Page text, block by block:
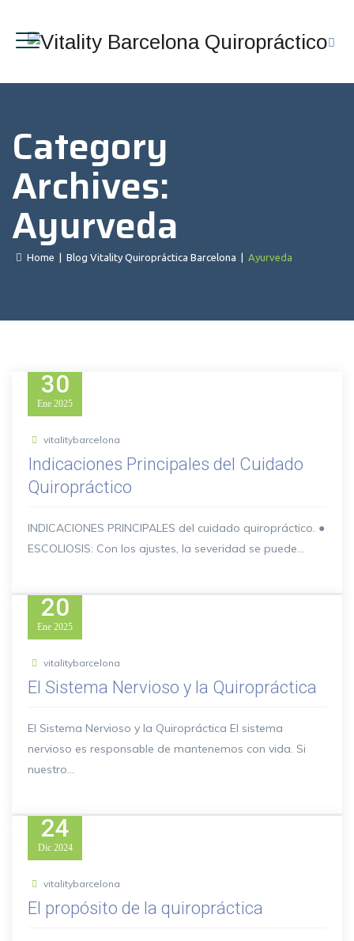
Category
Archives:
Ayurveda
Home Blog Vitality Quiropráctica Barcelona Ayurveda
30
Ene 2025
vitalitybarcelona
Indicaciones Principales del Cuidado
Quiropráctico
INDICACIONES PRINCIPALES del cuidado quiropráctico. ●
ESCOLIOSIS: Con los ajustes, la severidad se puede...
20
Ene 2025
vitalitybarcelona
El Sistema Nervioso y la Quiropráctica
El Sistema Nervioso y la Quiropráctica El sistema
nervioso es responsable de mantenemos con vida. Si
nuestro...
24
Dic 2024
vitalitybarcelona
El propósito de la quiropráctica